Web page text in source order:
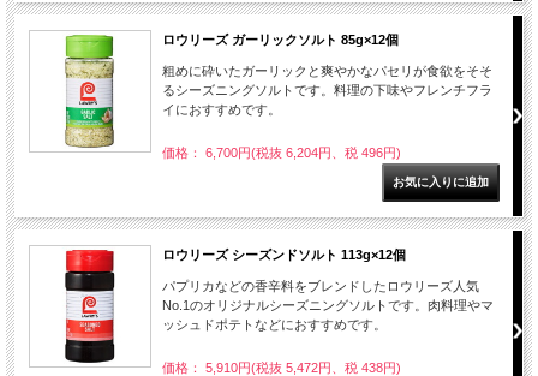
ロウリーズ ガーリックソルト 85g×12個
粗めに砕いたガーリックと爽やかなパセリが食欲をそそ
るシーズニングソルトです。料理の下味やフレンチフラ
イにおすすめです。
価格： 6,700円(税抜 6,204円、税 496円)
ロウリーズ シーズンドソルト 113g×12個
パプリカなどの香辛料をブレンドしたロウリーズ人気
No.1のオリジナルシーズニングソルトです。肉料理やマ
ッシュドポテトなどにおすすめです。
価格： 5,910円(税抜 5,472円、税 438円)